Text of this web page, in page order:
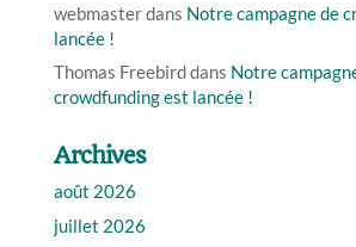
webmasterdans Notre campagne de
lancée !
Thomas Freebirddans Notre
crowdfunding est lancée !
Archives
août 2026
juillet 2026